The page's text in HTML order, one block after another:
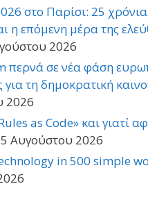
στο Παρίσι: 25 χρόνια
η επόμενη μέρα της
2026
περνά σε νέα φάση
για τη δημοκρατική
2026
as Code» και γιατί
5 Αυγούστου 2026
in 500 simple